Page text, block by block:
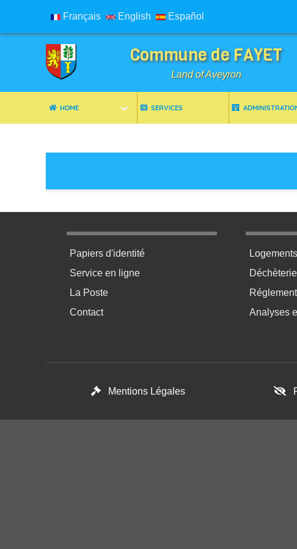
Français English Español
Commune de FAYET
Land of Aveyron
HOME SERVICES
Menu pratique bas de page 1
Papiers d'identité
Service en ligne
La Poste
Contact
Menu
Logements
Déchèterie
Analyses
Mentions Légales